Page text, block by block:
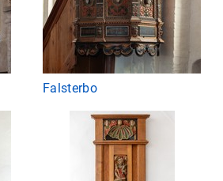
Falsterbo